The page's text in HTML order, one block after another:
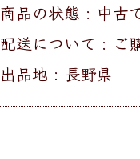
商品の状態 : 中古
配送について : ご
出品地 : 長野県